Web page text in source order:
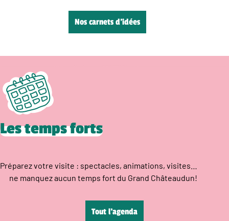
Nos carnets d’idées
Les temps forts
Préparez votre visite : spectacles, animations, visites…
ne manquez aucun temps fort du Grand Châteaudun!
Tout l’agenda